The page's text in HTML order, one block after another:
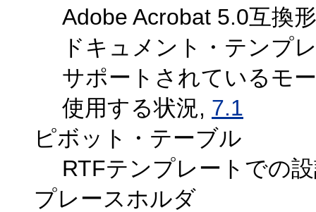
Adobe Acrobat 5.0互換
ドキュメント・テンプ
サポートされているモ
使用する状況, 7.1
ピボット・テーブル
RTFテンプレートでの
プレースホルダ